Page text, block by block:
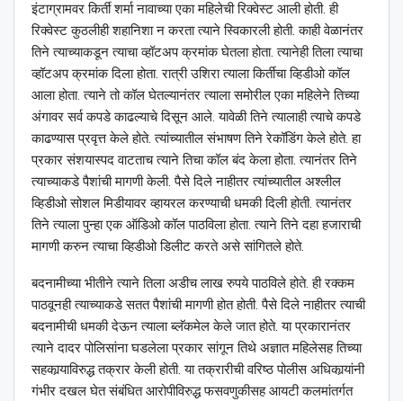
इंटाग्रामवर किर्ती शर्मा नावाच्या एका महिलेची रिक्वेस्ट आली होती. ही
रिक्वेस्ट कुठलीही शहानिशा न करता त्याने स्विकारली होती. काही वेळानंतर
तिने त्याच्याकडून त्याचा व्हॉटअप क्रमांक घेतला होता. त्यानेही तिला त्याचा
व्हॉटअप क्रमांक दिला होता. रात्री उशिरा त्याला किर्तीचा व्हिडीओ कॉल
आला होता. त्याने तो कॉल घेतल्यानंतर त्याला समोरील एका महिलेने तिच्या
अंगावर सर्व कपडे काढल्याचे दिसून आले. यावेळी तिने त्यालाही त्याचे कपडे
काढण्यास प्रवृत्त केले होते. त्यांच्यातील संभाषण तिने रेकॉडिंग केले होते. हा
प्रकार संशयास्पद वाटताच त्याने तिचा कॉल बंद केला होता. त्यानंतर तिने
त्याच्याकडे पैशांची मागणी केली. पैसे दिले नाहीतर त्यांच्यातील अश्‍लील
व्हिडीओ सोशल मिडीयावर व्हायरल करण्याची धमकी दिली होती. त्यानंतर
तिने त्याला पुन्हा एक ऑडिओ कॉल पाठविला होता. त्याने तिने दहा हजाराची
मागणी करुन त्याचा व्हिडीओ डिलीट करते असे सांगितले होते.
बदनामीच्या भीतीने त्याने तिला अडीच लाख रुपये पाठविले होते. ही रक्कम
पाठवूनही त्याच्याकडे सतत पैशांची मागणी होत होती. पैसे दिले नाहीतर त्याची
बदनामीची धमकी देऊन त्याला ब्लॅकमेल केले जात होते. या प्रकारानंतर
त्याने दादर पोलिसांना घडलेला प्रकार सांगून तिथे अज्ञात महिलेसह तिच्या
सहकार्‍याविरुद्ध तक्रार केली होती. या तक्रारीची वरिष्ठ पोलीस अधिकार्‍यांनी
गंभीर दखल घेत संबंधित आरोपीविरुद्ध फसवणुकीसह आयटी कलमांतर्गत